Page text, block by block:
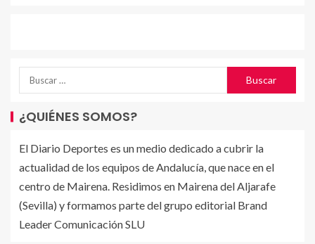
¿QUIÉNES SOMOS?
El Diario Deportes es un medio dedicado a cubrir la
actualidad de los equipos de Andalucía, que nace en el
centro de Mairena. Residimos en Mairena del Aljarafe
(Sevilla) y formamos parte del grupo editorial Brand
Leader Comunicación SLU